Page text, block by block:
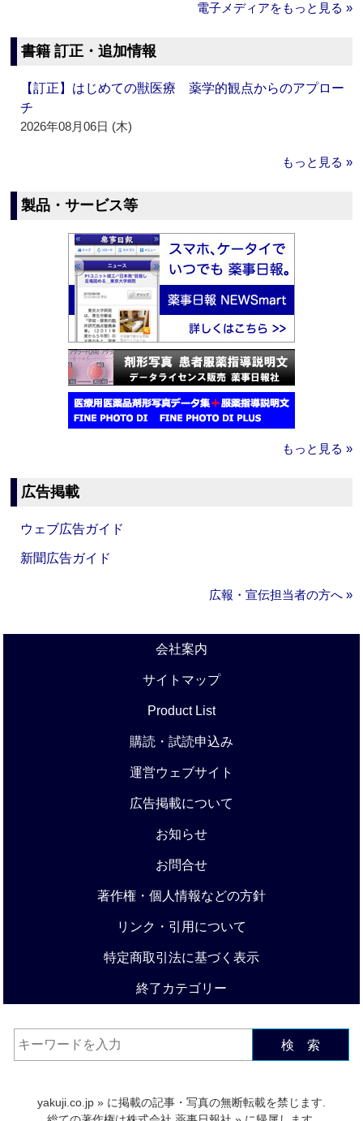
電子メディアをもっと見る »
書籍 訂正・追加情報
【訂正】はじめての獣医療 薬学的観点からのアプロー
チ
2026年08月06日 (木)
もっと見る »
製品・サービス等
もっと見る »
広告掲載
ウェブ広告ガイド
新聞広告ガイド
広報・宣伝担当者の方へ »
会社案内
サイトマップ
Product List
購読・試読申込み
運営ウェブサイト
広告掲載について
お知らせ
お問合せ
著作権・個人情報などの方針
リンク・引用について
特定商取引法に基づく表示
終了カテゴリー
検 索
yakuji.co.jp » に掲載の記事・写真の無断転載を禁じます.